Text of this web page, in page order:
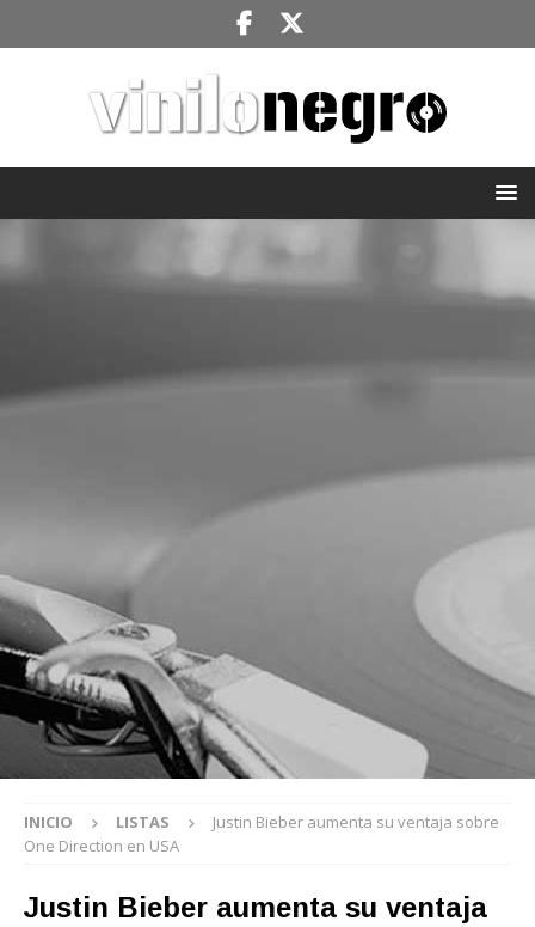
INICIO LISTAS
Justin Bieber aumenta su ventaja sobre
One Direction en USA
Justin Bieber aumenta su ventaja